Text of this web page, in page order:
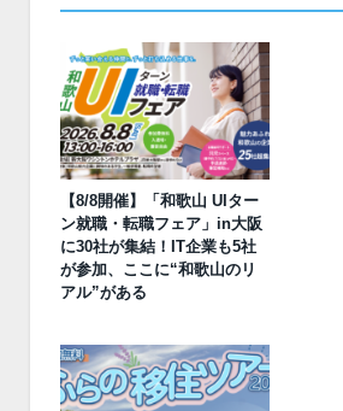
【8/8開催】「和歌山 UIター
ン就職・転職フェア」in大阪
に30社が集結！IT企業も5社
が参加、ここに“和歌山のリ
アル”がある